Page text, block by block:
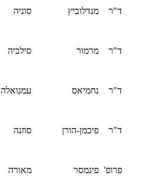
ד"ר מנדלוביץ סוניה
ד"ר מרמור סילביה
ד"ר נחמיאס עמנואלה
ד"ר פיכמן-הורן סוזנה
פרופ' פינמסר מאורה